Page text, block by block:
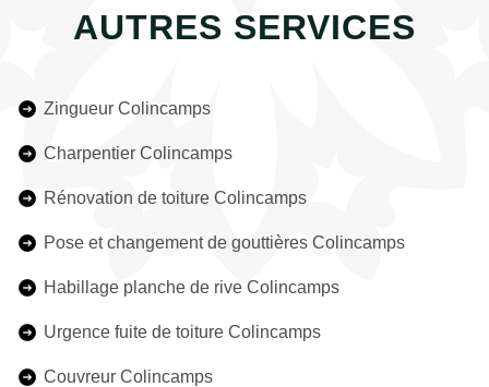
AUTRES SERVICES
Zingueur Colincamps
Charpentier Colincamps
Rénovation de toiture Colincamps
Pose et changement de gouttières Colincamps
Habillage planche de rive Colincamps
Urgence fuite de toiture Colincamps
Couvreur Colincamps